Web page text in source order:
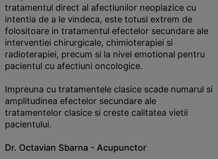
tratamentul direct al afectiunilor neoplazice cu
intentia de a le vindeca, este totusi extrem de
folositoare in tratamentul efectelor secundare ale
interventiei chirurgicale, chimioterapiei si
radioterapiei, precum si la nivel emotional pentru
pacientul cu afectiuni oncologice.
Impreuna cu tratamentele clasice scade numarul si
amplitudinea efectelor secundare ale
tratamentelor clasice si creste calitatea vietii
pacientului.
Dr. Octavian Sbarna - Acupunctor